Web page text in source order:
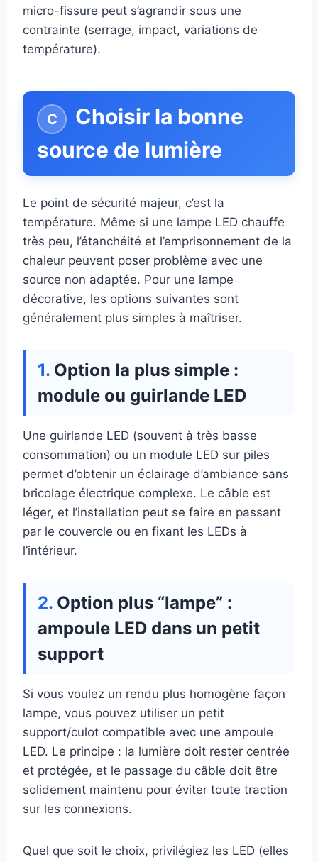
micro-fissure peut s’agrandir sous une
contrainte (serrage, impact, variations de
température).
Choisir la bonne
source de lumière
Le point de sécurité majeur, c’est la
température. Même si une lampe LED chauffe
très peu, l’étanchéité et l’emprisonnement de la
chaleur peuvent poser problème avec une
source non adaptée. Pour une lampe
décorative, les options suivantes sont
généralement plus simples à maîtriser.
Option la plus simple :
module ou guirlande LED
Une guirlande LED (souvent à très basse
consommation) ou un module LED sur piles
permet d’obtenir un éclairage d’ambiance sans
bricolage électrique complexe. Le câble est
léger, et l’installation peut se faire en passant
par le couvercle ou en fixant les LEDs à
l’intérieur.
Option plus “lampe” :
ampoule LED dans un petit
support
Si vous voulez un rendu plus homogène façon
lampe, vous pouvez utiliser un petit
support/culot compatible avec une ampoule
LED. Le principe : la lumière doit rester centrée
et protégée, et le passage du câble doit être
solidement maintenu pour éviter toute traction
sur les connexions.
Quel que soit le choix, privilégiez les LED (elles